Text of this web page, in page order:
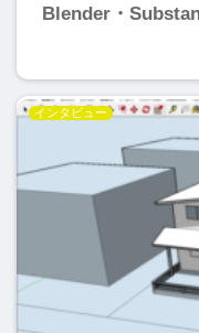
Blender・
インタビュー